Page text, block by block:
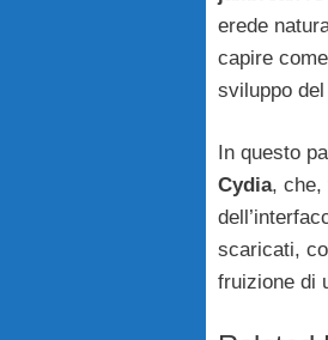
erede
capire
sviluppo
In questo
Cydia, che,
scaricati,
fruizione di